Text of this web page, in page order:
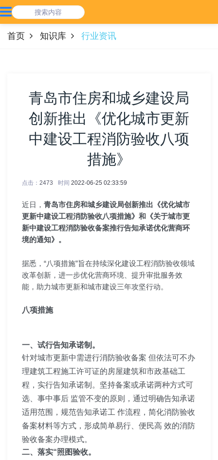
首页 知识库 行业资讯
青岛市住房和城乡建设局
创新推出《优化城市更新
中建设工程消防验收八项
措施》
点击： 2473 时间 2022-06-25 02:33:59
近日， 青岛市住房和城乡建设局创新推出《优化城市
更新中建设工程消防验收八项措施》和《关于城市更
新中建设工程消防验收备案推行告知承诺优化营商环
境的通知》。
据悉，“八项措施”旨在持续深化建设工程消防验收领域
改革创新，进一步优化营商环境、提升审批服务效
能，助力城市更新和城市建设三年攻坚行动。
八项措施
一、试行告知承诺制。
针对城市更新中需进行消防验收备案 但依法可不办
理建筑工程施工许可证的房屋建筑和市政基础工
程，实行告知承诺制。坚持备案或承诺两种方式可
选、事中事后 监管不变的原则，通过明确告知承诺
适用范围，规范告知承诺工 作流程，简化消防验收
备案材料等方式，形成简单易行、便民高 效的消防
验收备案办理模式。
二、落实“照图验收。